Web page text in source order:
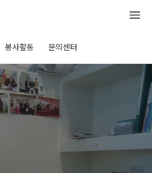
봉사활동 문의센터